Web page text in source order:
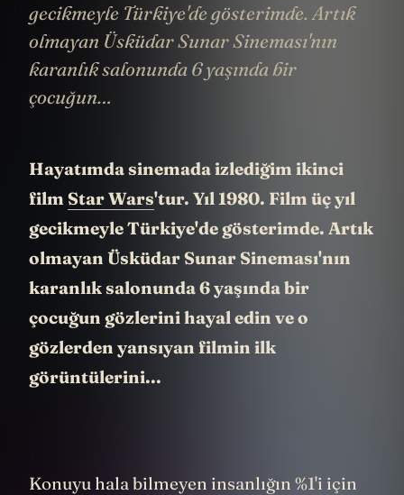
gecikmeyle Türkiye'de gösterimde. Artık
olmayan Üsküdar Sunar Sineması'nın
karanlık salonunda 6 yaşında bir
çocuğun…
Hayatımda sinemada izlediğim ikinci
film Star Wars'tur. Yıl 1980. Film üç yıl
gecikmeyle Türkiye'de gösterimde. Artık
olmayan Üsküdar Sunar Sineması'nın
karanlık salonunda 6 yaşında bir
çocuğun gözlerini hayal edin ve o
gözlerden yansıyan filmin ilk
görüntülerini...
Konuyu hala bilmeyen insanlığın %1'i için